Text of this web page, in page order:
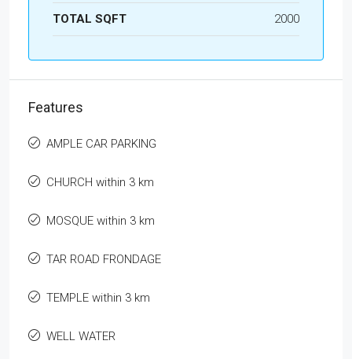
TOTAL SQFT 2000
Features
AMPLE CAR PARKING
CHURCH within 3 km
MOSQUE within 3 km
TAR ROAD FRONDAGE
TEMPLE within 3 km
WELL WATER